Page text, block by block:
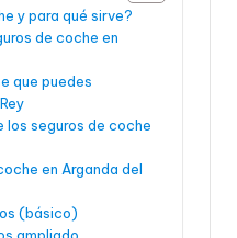
y para qué sirve?
de coche en
que puedes
seguros de coche
en Arganda del
(básico)